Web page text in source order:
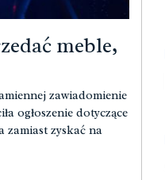
meble,
zawiadomienie
ogłoszenie dotyczące
zamiast zyskać na